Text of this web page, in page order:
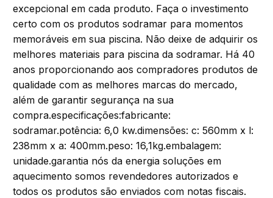
excepcional em cada produto. Faça o investimento
certo com os produtos sodramar para momentos
memoráveis em sua piscina. Não deixe de adquirir os
melhores materiais para piscina da sodramar. Há 40
anos proporcionando aos compradores produtos de
qualidade com as melhores marcas do mercado,
além de garantir segurança na sua
compra.especificações:fabricante:
sodramar.potência: 6,0 kw.dimensões: c: 560mm x l:
238mm x a: 400mm.peso: 16,1kg.embalagem:
unidade.garantia nós da energia soluções em
aquecimento somos revendedores autorizados e
todos os produtos são enviados com notas fiscais.